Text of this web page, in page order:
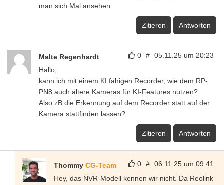
man sich Mal ansehen
Zitieren Antworten
0 # 05.11.25 um 20:23
Malte Regenhardt
Hallo,
kann ich mit einem KI fähigen Recorder, wie dem RP-
PN8 auch ältere Kameras für KI-Features nutzen?
Also zB die Erkennung auf dem Recorder statt auf der
Kamera stattfinden lassen?
Zitieren Antworten
0 # 06.11.25 um 09:41
Thommy CG-Team
Hey, das NVR-Modell kennen wir nicht. Da Reolink